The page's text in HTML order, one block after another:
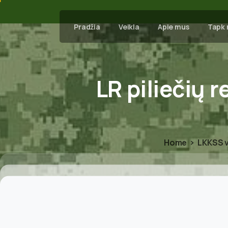
Pradžia Veikla Apie mus Tapk
LRpiliečių
Home LKKSS